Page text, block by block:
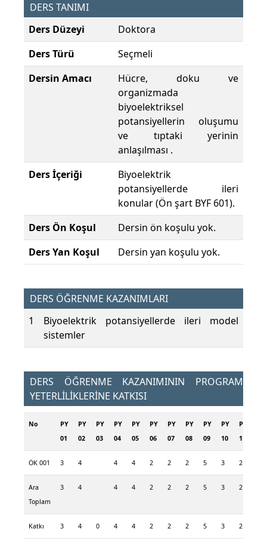
DERS TANIMI
Ders Düzeyi
Doktora
Ders Türü
Seçmeli
Dersin Amacı
Hücre, doku ve
organizmada
biyoelektriksel
potansiyellerin oluşumu
ve tıptaki yerinin
anlaşılması .
Ders İçeriği
Biyoelektrik
potansiyellerde ileri
konular (Ön şart BYF 601).
Ders Ön Koşul
Dersin ön koşulu yok.
Ders Yan Koşul
Dersin yan koşulu yok.
DERS ÖĞRENME KAZANIMLARI
1
Biyoelektrik potansiyellerde ileri model
sistemler
DERS ÖĞRENME KAZANIMININ PROGRAM
YETERLİLİKLERİNE KATKISI
No
PY
01
PY
02
PY
03
PY
04
PY
05
PY
06
PY
07
PY
08
PY
09
PY
10
PY
11
ÖK 001 3 4 4 4 2 2 2 5 3 2
Ara
Toplam
3 4 4 4 2 2 2 5 3 2
Katkı 3 4 0 4 4 2 2 2 5 3 2